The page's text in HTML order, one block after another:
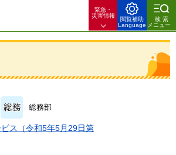
緊急・
災害情報
閲覧補助
Language
検索
メニュー
総務部
ス（令和5年5月29日第